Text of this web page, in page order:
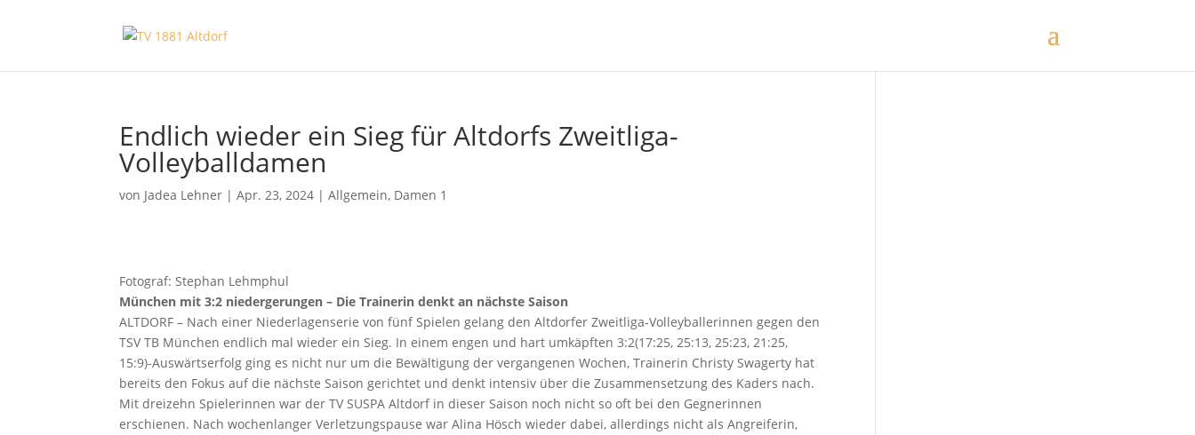
Endlich wieder ein Sieg für Altdorfs Zweitliga-
Volleyballdamen
von Jadea Lehner |Apr. 23, 2024 |Allgemein, Damen 1
Fotograf: Stephan Lehmphul
München mit 3:2 niedergerungen – Die Trainerin denkt an nächste Saison
ALTDORF – Nach einer Niederlagenserie von fünf Spielen gelang den Altdorfer Zweitliga-Volleyballerinnen gegen den
TSV TB München endlich mal wieder ein Sieg. In einem engen und hart umkäpften 3:2(17:25, 25:13, 25:23, 21:25,
15:9)-Auswärtserfolg ging es nicht nur um die Bewältigung der vergangenen Wochen, Trainerin Christy Swagerty hat
bereits den Fokus auf die nächste Saison gerichtet und denkt intensiv über die Zusammensetzung des Kaders nach.
Mit dreizehn Spielerinnen war der TV SUSPA Altdorf in dieser Saison noch nicht so oft bei den Gegnerinnen
erschienen. Nach wochenlanger Verletzungspause war Alina Hösch wieder dabei, allerdings nicht als Angreiferin,